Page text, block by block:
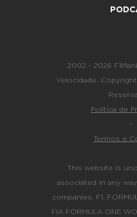
2002 - 2026
Velocidade.
Política de
-
Termos e
This website is
associated in any
companies. F1,
FIA FORMULA ONE